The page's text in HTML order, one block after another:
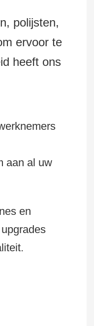
polijsten,
ervoor te
heeft ons
aan al uw
en